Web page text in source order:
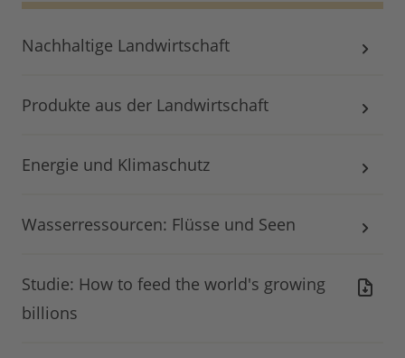
Nachhaltige Landwirtschaft
Produkte aus der Landwirtschaft
Energie und Klimaschutz
Wasserressourcen: Flüsse und Seen
Studie: How to feed the world's growing
billions